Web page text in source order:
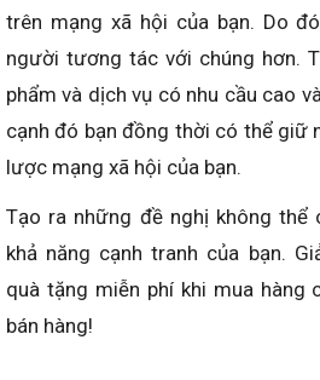
trên mạng xã hội của bạn. Do
người tương tác với chúng hơn.
phẩm và dịch vụ có nhu cầu cao
cạnh đó bạn đồng thời có thể giữ
lược mạng xã hội của bạn.
Tạo ra những đề nghị không thể
khả năng cạnh tranh của bạn.
quà tặng miễn phí khi mua hàng
bán hàng!